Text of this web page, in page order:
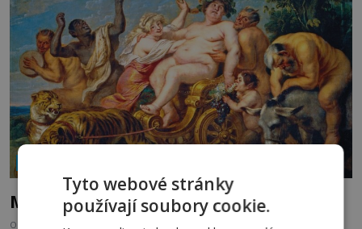
vyplouváme,“ sdělí jim. „Kam máme namířeno,
kapitáne?“ zeptá se ho jeden z templářů. „Do Sk
Mýty a rituály: Carpe Diem s Dionýsem
OD 27.7.2026 3.1TIS
Tyto webové stránky
používají soubory cookie.